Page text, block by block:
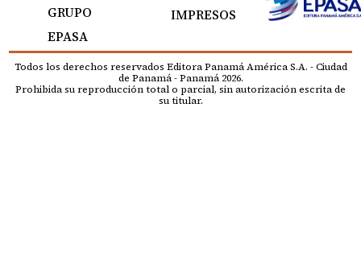
GRUPO
EPASA
IMPRESOS
Todos los derechos reservados Editora Panamá América S.A. - Ciudad
de Panamá - Panamá 2026.
Prohibida su reproducción total o parcial, sin autorización escrita de
su titular.